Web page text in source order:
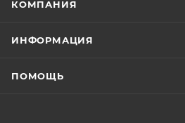
КОМПАНИЯ
ИНФОРМАЦИЯ
ПОМОЩЬ